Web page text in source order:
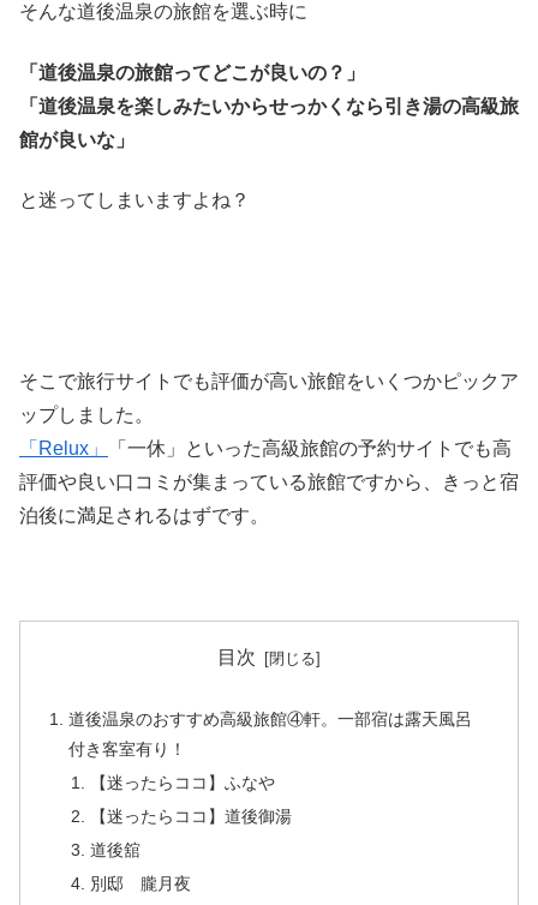
そんな道後温泉の旅館を選ぶ時に
「道後温泉の旅館ってどこが良いの？」
「道後温泉を楽しみたいからせっかくなら引き湯の高級旅
館が良いな」
と迷ってしまいますよね？
そこで旅行サイトでも評価が高い旅館をいくつかピックア
ップしました。
「Relux」
「一休」といった高級旅館の予約サイトでも高
評価や良い口コミが集まっている旅館ですから、きっと宿
泊後に満足されるはずです。
目次
道後温泉のおすすめ高級旅館④軒。一部宿は露天風呂
付き客室有り！
【迷ったらココ】ふなや
【迷ったらココ】道後御湯
道後舘
別邸 朧月夜